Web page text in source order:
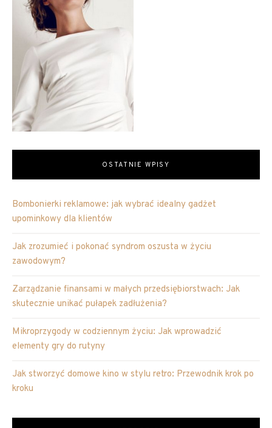
OSTATNIE WPISY
Bombonierki reklamowe: jak wybrać idealny gadżet
upominkowy dla klientów
Jak zrozumieć i pokonać syndrom oszusta w życiu
zawodowym?
Zarządzanie finansami w małych przedsiębiorstwach: Jak
skutecznie unikać pułapek zadłużenia?
Mikroprzygody w codziennym życiu: Jak wprowadzić
elementy gry do rutyny
Jak stworzyć domowe kino w stylu retro: Przewodnik krok po
kroku